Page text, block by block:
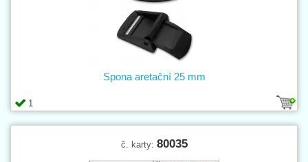
1
Spona aretační 25 mm
č. karty: 80035